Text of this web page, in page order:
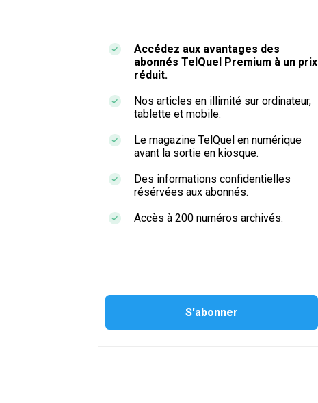
Accédez aux avantages des
abonnés TelQuel Premium à un prix
réduit.
Nos articles en illimité sur ordinateur,
tablette et mobile.
Le magazine TelQuel en numérique
avant la sortie en kiosque.
Des informations confidentielles
résérvées aux abonnés.
Accès à 200 numéros archivés.